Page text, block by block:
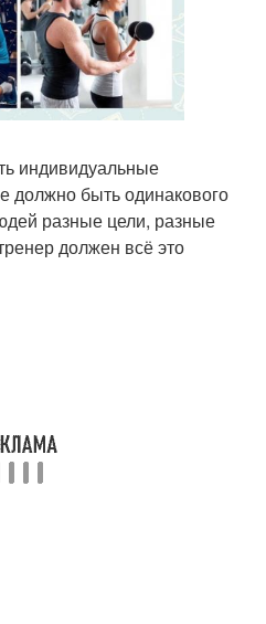
индивидуальные
должно быть одинакового
разные цели, разные
должен всё это